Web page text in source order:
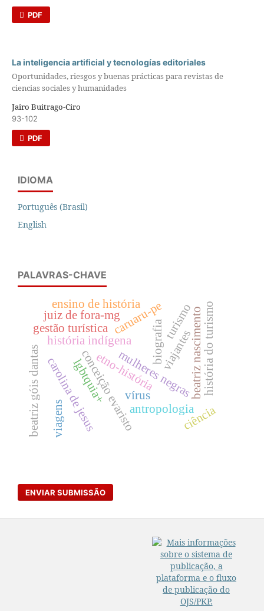
PDF
La inteligencia artificial y tecnologías editoriales
Oportunidades, riesgos y buenas prácticas para revistas de
ciencias sociales y humanidades
Jairo Buitrago-Ciro
93-102
PDF
IDIOMA
Português (Brasil)
English
PALAVRAS-CHAVE
mulheres negras
biografia
carolina de jesusconceição evaristo beatriz nascimento
beatriz góis dantas antropologia
história indígena
etno-história história do turismo
gestão turística
lgbtquia+
caruaru-pe
viagens
viajantes
turismo
juiz de fora-mg
ensino de história
ciência
vírus
ENVIAR SUBMISSÃO